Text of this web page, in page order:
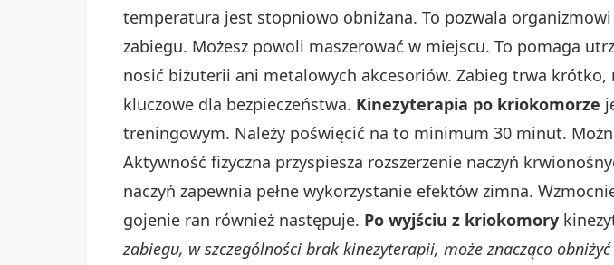
temperatura jest stopniowo obniżana. To pozwala
zabiegu. Możesz powoli maszerować w miejscu. To pomaga
nosić biżuterii ani metalowych akcesoriów. Zabieg trwa
kluczowe dla bezpieczeństwa. Kinezyterapia po kriokomorze
treningowym. Należy poświęcić na to minimum 30 minut.
Aktywność fizyczna przyspiesza rozszerzenie naczyń
naczyń zapewnia pełne wykorzystanie efektów zimna.
gojenie ran również następuje. Po wyjściu z kriokomory
zabiegu, w szczególności brak kinezyterapii, może znacząco